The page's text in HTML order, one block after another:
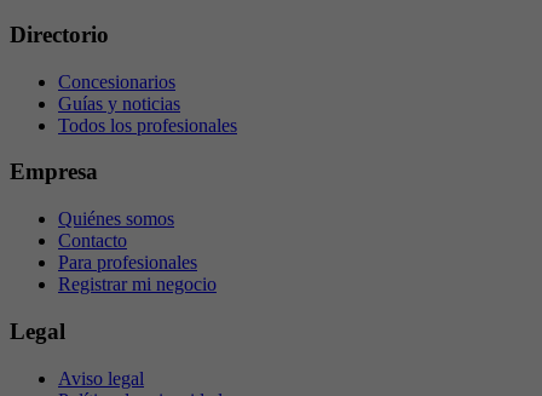
Directorio
Concesionarios
Guías y noticias
Todos los profesionales
Empresa
Quiénes somos
Contacto
Para profesionales
Registrar mi negocio
Legal
Aviso legal